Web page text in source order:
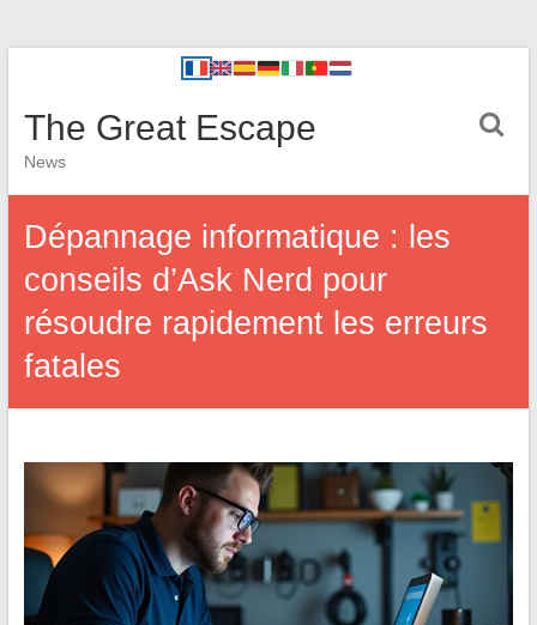
The Great Escape
News
Dépannage informatique : les
conseils d’Ask Nerd pour
résoudre rapidement les erreurs
fatales